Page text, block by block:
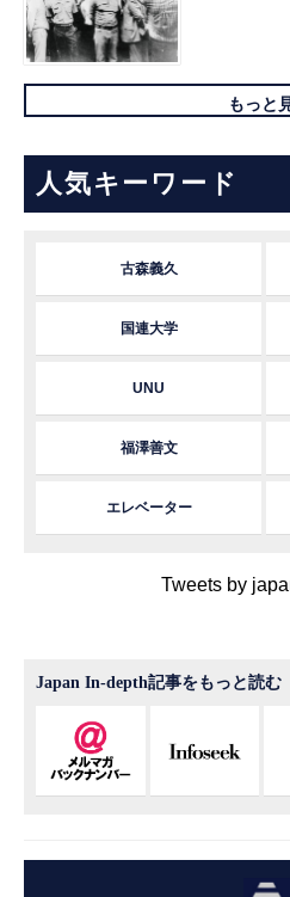
もっと
人気キーワード
古森義久
国連大学
UNU
福澤善文
エレベーター
Tweets by
Japan In-depth記事をもっと読む